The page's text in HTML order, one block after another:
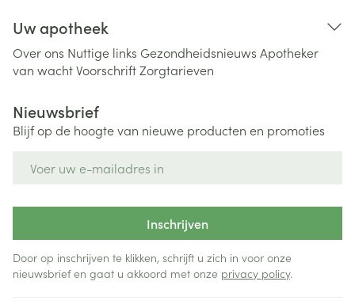
Uw apotheek
Over ons Nuttige links Gezondheidsnieuws Apotheker
van wachtVoorschriftZorgtarieven
Nieuwsbrief
Blijf op de hoogte van nieuwe producten en promoties
Inschrijven
Door op inschrijven te klikken, schrijft u zich in voor onze
nieuwsbrief en gaat u akkoord met onze privacy policy.